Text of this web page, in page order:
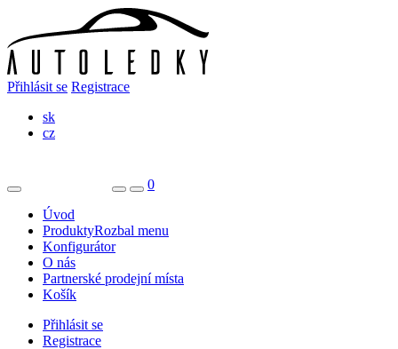
Přihlásit se Registrace
sk
cz
0
Úvod
ProduktyRozbal menu
Konfigurátor
O nás
Partnerské prodejní místa
Košík
Přihlásit se
Registrace